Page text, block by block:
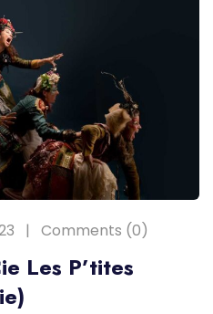
Comments (0)
Les P’tites